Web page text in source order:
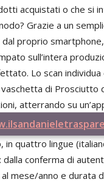
acquistati o che si
Grazie a un
proprio
sull’intera
Lo scan individua
di Prosciutto
atterrando su
in quattro lingue
conferma di
mese/anno e durata